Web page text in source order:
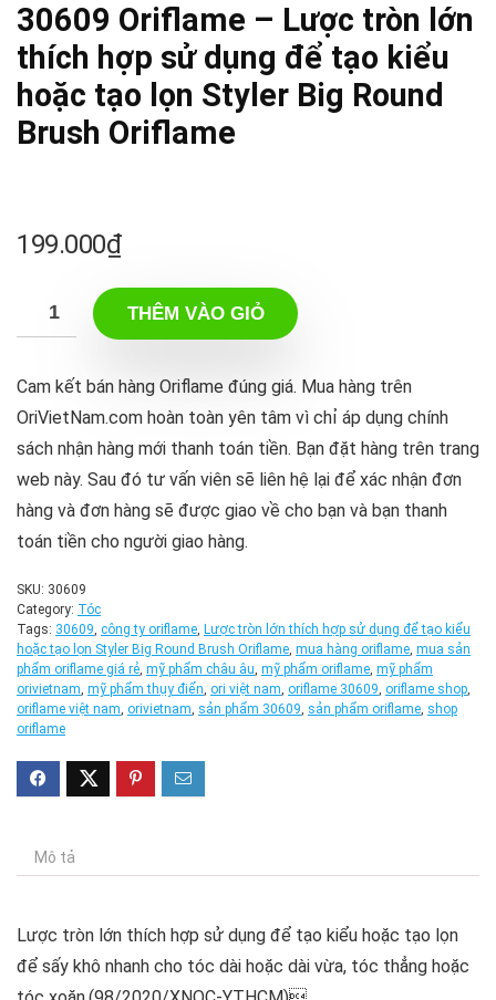
30609 Oriflame – Lược tròn lớn
thích hợp sử dụng để tạo kiểu
hoặc tạo lọn Styler Big Round
Brush Oriflame
199.000₫
THÊM VÀO GIỎ
Cam kết bán hàng Oriflame đúng giá. Mua hàng trên
OriVietNam.com hoàn toàn yên tâm vì chỉ áp dụng chính
sách nhận hàng mới thanh toán tiền. Bạn đặt hàng trên trang
web này. Sau đó tư vấn viên sẽ liên hệ lại để xác nhận đơn
hàng và đơn hàng sẽ được giao về cho bạn và bạn thanh
toán tiền cho người giao hàng.
SKU: 30609
Category: Tóc
Tags: 30609, công ty oriflame, Lược tròn lớn thích hợp sử dụng để tạo kiểu
hoặc tạo lọn Styler Big Round Brush Oriflame, mua hàng oriflame, mua sản
phẩm oriflame giá rẻ, mỹ phẩm châu âu, mỹ phẩm oriflame, mỹ phẩm
orivietnam, mỹ phẩm thụy điển, ori việt nam, oriflame 30609, oriflame shop,
oriflame việt nam, orivietnam, sản phẩm 30609, sản phẩm oriflame, shop
oriflame
Mô tả
Lược tròn lớn thích hợp sử dụng để tạo kiểu hoặc tạo lọn
để sấy khô nhanh cho tóc dài hoặc dài vừa, tóc thẳng hoặc